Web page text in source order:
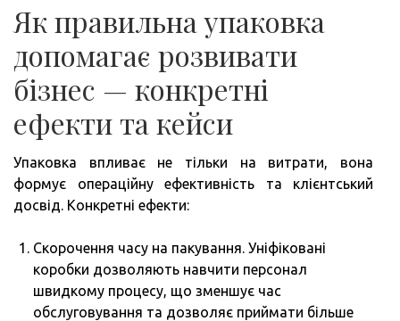
Як правильна упаковка
допомагає розвивати
бізнес — конкретні
ефекти та кейси
Упаковка впливає не тільки на витрати, вона
формує операційну ефективність та клієнтський
досвід. Конкретні ефекти:
Скорочення часу на пакування. Уніфіковані
коробки дозволяють навчити персонал
швидкому процесу, що зменшує час
обслуговування та дозволяє приймати більше